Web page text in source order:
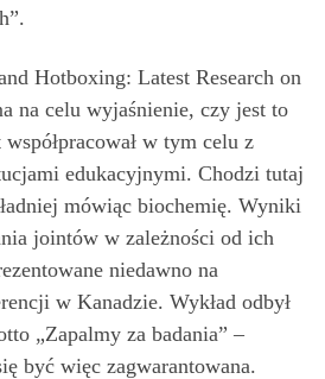
Hotboxing: Latest Research on
na celu wyjaśnienie, czy jest to
w tym celu z
edukacyjnymi. Chodzi tutaj
mówiąc biochemię. Wyniki
jointów w zależności od ich
niedawno na
w Kanadzie. Wykład odbył
„Zapalmy za badania” –
być więc zagwarantowana.